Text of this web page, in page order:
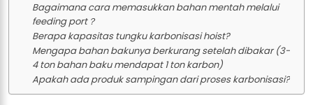
Bagaimana cara memasukkan bahan mentah melalui
feeding port？
Berapa kapasitas tungku karbonisasi hoist?
Mengapa bahan bakunya berkurang setelah dibakar (3-
4 ton bahan baku mendapat 1 ton karbon)
Apakah ada produk sampingan dari proses karbonisasi?